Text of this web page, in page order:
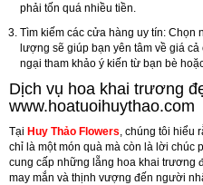
phải tốn quá nhiều tiền.
Tìm kiếm các cửa hàng uy tín: Chọn
lượng sẽ giúp bạn yên tâm về giá
ngại tham khảo ý kiến từ bạn bè
Dịch vụ hoa khai trương
www.hoatuoihuythao.com
Tại Huy Thảo Flowers, chúng tôi hiểu
chỉ là một món quà mà còn là lời chúc
cung cấp những lẵng hoa khai trương
may mắn và thịnh vượng đến người